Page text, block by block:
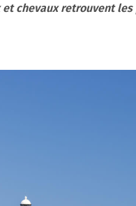
chevaux retrouvent